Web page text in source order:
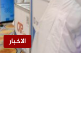
الاخبار